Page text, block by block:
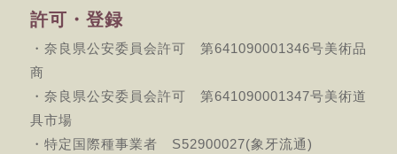
許可・登録
・奈良県公安委員会許可 第641090001346号美術品
商
・奈良県公安委員会許可 第641090001347号美術道
具市場
・特定国際種事業者 S52900027(象牙流通)